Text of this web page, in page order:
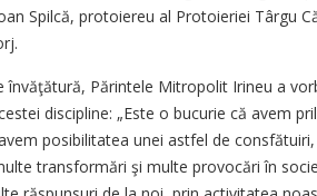
Spilcă, protoiereu al Protoieriei Târgu
învăţătură, Părintele Mitropolit Irineu a
discipline: „Este o bucurie că avem
posibilitatea unei astfel de
transformări şi multe provocări în